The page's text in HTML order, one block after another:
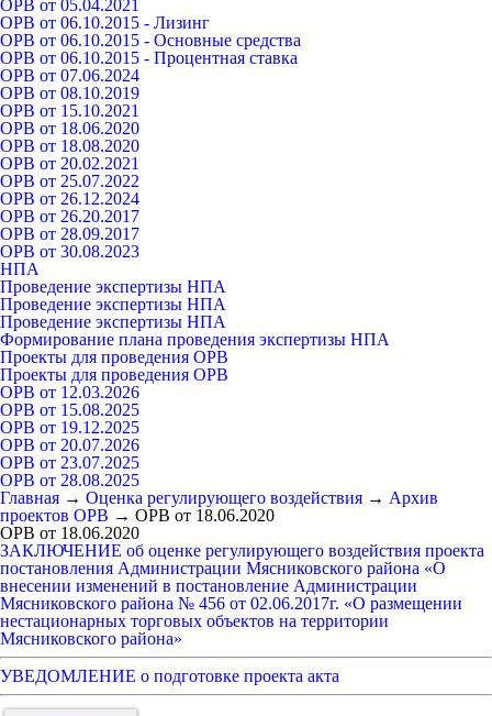
ОРВ от 05.04.2021
ОРВ от 06.10.2015 - Лизинг
ОРВ от 06.10.2015 - Основные средства
ОРВ от 06.10.2015 - Процентная ставка
ОРВ от 07.06.2024
ОРВ от 08.10.2019
ОРВ от 15.10.2021
ОРВ от 18.06.2020
ОРВ от 18.08.2020
ОРВ от 20.02.2021
ОРВ от 25.07.2022
ОРВ от 26.12.2024
ОРВ от 26.20.2017
ОРВ от 28.09.2017
ОРВ от 30.08.2023
НПА
Проведение экспертизы НПА
Проведение экспертизы НПА
Проведение экспертизы НПА
Формирование плана проведения экспертизы НПА
Проекты для проведения ОРВ
Проекты для проведения ОРВ
ОРВ от 12.03.2026
ОРВ от 15.08.2025
ОРВ от 19.12.2025
ОРВ от 20.07.2026
ОРВ от 23.07.2025
ОРВ от 28.08.2025
Главная → Оценка регулирующего воздействия → Архив
проектов ОРВ → ОРВ от 18.06.2020
ОРВ от 18.06.2020
ЗАКЛЮЧЕНИЕ об оценке регулирующего воздействия проекта
постановления Администрации Мясниковского района «О
внесении изменений в постановление Администрации
Мясниковского района № 456 от 02.06.2017г. «О размещении
нестационарных торговых объектов на территории
Мясниковского района»
УВЕДОМЛЕНИЕ о подготовке проекта акта